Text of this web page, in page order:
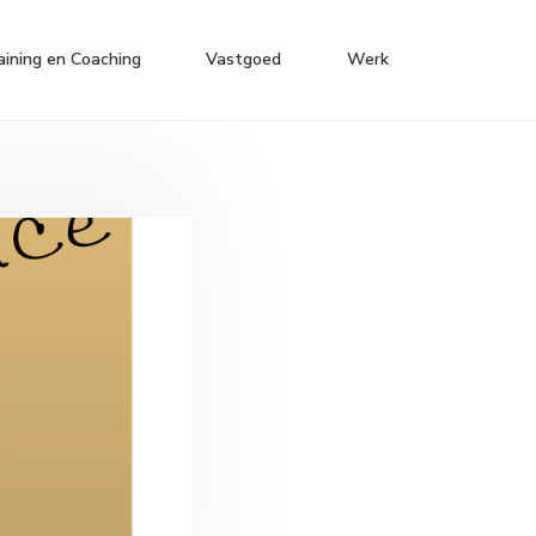
en Coaching Vastgoed Werk